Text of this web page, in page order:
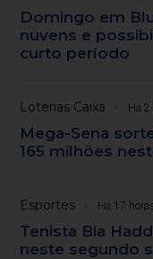
Domingo em
nuvens e
curto período
Loterias Caixa Há 2
Mega-Sena
165 milhões
Esportes Há 17
Tenista Bia
neste segundo